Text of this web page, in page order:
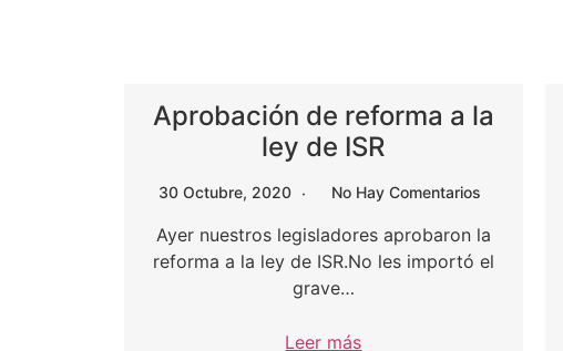
Aprobación de reforma a la
ley de ISR
30 Octubre, 2020 No Hay Comentarios
Ayer nuestros legisladores aprobaron la
reforma a la ley de ISR.No les importó el
grave…
Leer más